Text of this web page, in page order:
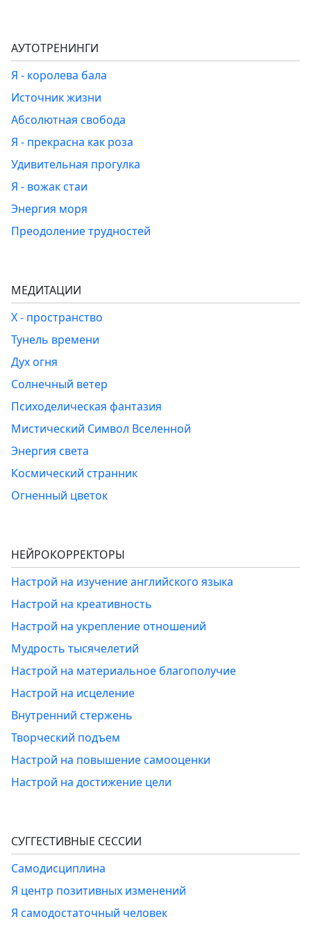
АУТОТРЕНИНГИ
Я - королева бала
Источник жизни
Абсолютная свобода
Я - прекрасна как роза
Удивительная прогулка
Я - вожак стаи
Энергия моря
Преодоление трудностей
МЕДИТАЦИИ
Х - пространство
Тунель времени
Дух огня
Солнечный ветер
Психоделическая фантазия
Мистический Символ Вселенной
Энергия света
Космический странник
Огненный цветок
НЕЙРОКОРРЕКТОРЫ
Настрой на изучение английского языка
Настрой на креативность
Настрой на укрепление отношений
Мудрость тысячелетий
Настрой на материальное благополучие
Настрой на исцеление
Внутренний стержень
Творческий подъем
Настрой на повышение самооценки
Настрой на достижение цели
СУГГЕСТИВНЫЕ СЕССИИ
Самодисциплина
Я центр позитивных изменений
Я самодостаточный человек